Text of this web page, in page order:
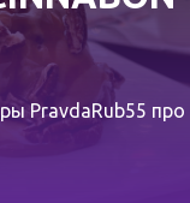
PravdaRub55